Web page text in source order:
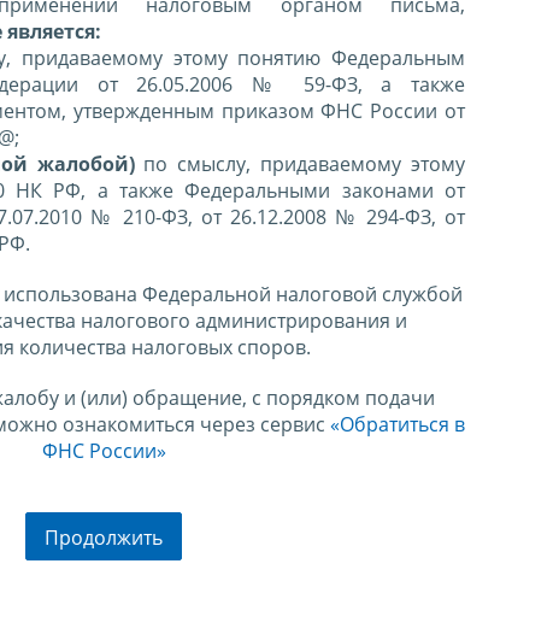
налоговым органом письма,
является:
придаваемому этому понятию Федеральным
от 26.05.2006 № 59-ФЗ, а также
утвержденным приказом ФНС России от
жалобой)по смыслу, придаваемому этому
НК РФ, а также Федеральными законами от
№ 210-ФЗ, от 26.12.2008 № 294-ФЗ, от
Федеральной налоговой службой
налогового администрирования и
количества налоговых споров.
и (или) обращение, с порядком подачи
ознакомиться через сервис «Обратиться в
ФНС России»
Продолжить